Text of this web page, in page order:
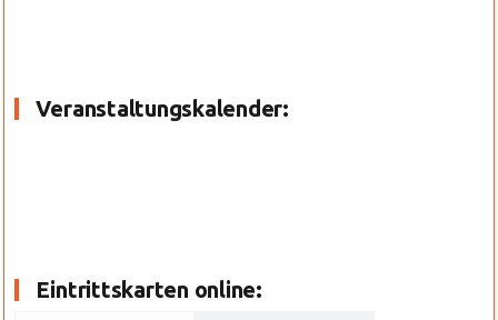
Veranstaltungskalender:
Eintrittskarten online: